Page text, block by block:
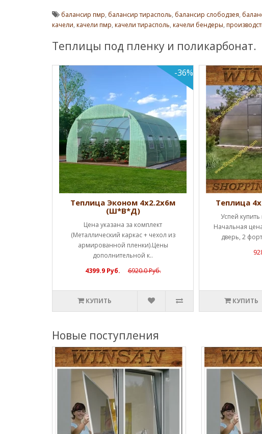
балансир пмр, балансир тирасполь, балансир слободзея,
качели, качели пмр, качели тирасполь, качели бендеры,
Теплицы под пленку и поликарбонат.
Теплица Эконом 4х2.2х6м
(Ш*В*Д)
Цена указана за комплект
(Металлический каркас + чехол из
армированной пленки).Цены
дополнительной к..
4399.9 Руб.
6920.0 Руб.
КУПИТЬ
-36%
Теплица
Успей
Начальная
дверь, 2
КУПИТЬ
Новые поступления